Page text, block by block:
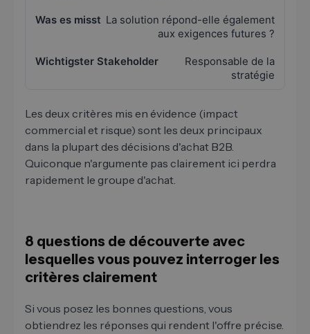
La solution répond-elle également
aux exigences futures ?
Responsable de la
stratégie
Les deux critères mis en évidence (impact
commercial et risque) sont les deux principaux
dans la plupart des décisions d'achat B2B.
Quiconque n'argumente pas clairement ici perdra
rapidement le groupe d'achat.
8 questions de découverte avec
lesquelles vous pouvez interroger les
critères clairement
Si vous posez les bonnes questions, vous
obtiendrez les réponses qui rendent l'offre précise.